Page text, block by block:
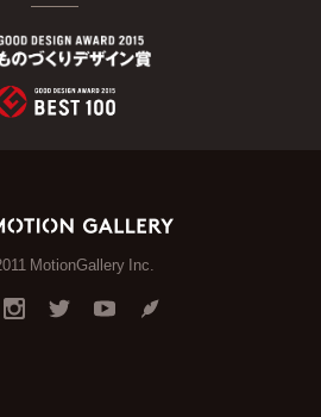
MotionGallery Inc.